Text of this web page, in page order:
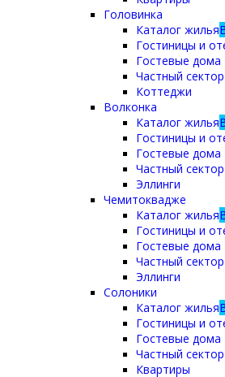
Головинка
Каталог жилья
Гостиницы и
Гостевые дома
Частный сектор
Коттеджи
Волконка
Каталог жилья
Гостиницы и
Гостевые дома
Частный сектор
Эллинги
Чемитоквадже
Каталог жилья
Гостиницы и
Гостевые дома
Частный сектор
Эллинги
Солоники
Каталог жилья
Гостиницы и
Гостевые дома
Частный сектор
Квартиры